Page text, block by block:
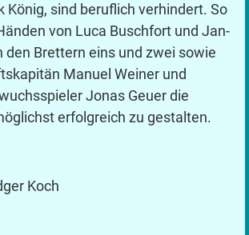
König, sind beruflich verhindert. So
von Luca Buschfort und Jan-
den Brettern eins und zwei sowie
Manuel Weiner und
Jonas Geuer die
erfolgreich zu gestalten.
Koch